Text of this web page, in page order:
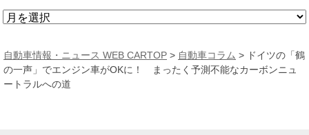
ア
カ
イ
ブ
自動車情報・ニュース WEB CARTOP > 自動車コラム > ドイツの「鶴
の一声」でエンジン車がOKに！ まったく予測不能なカーボンニュ
ートラルへの道